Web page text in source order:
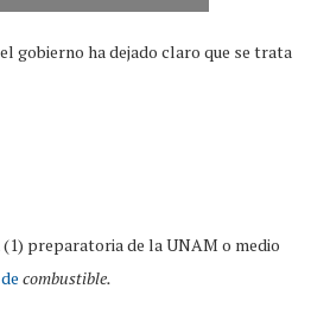
gobierno ha dejado claro que se trata
preparatoria de la UNAM o medio
combustible.